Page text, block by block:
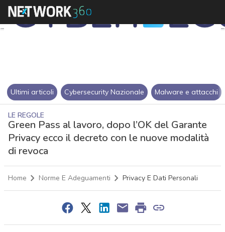
Ultimi articoli Cybersecurity Nazionale Malware e attacchi
LE REGOLE
Green Pass al lavoro, dopo l’OK del Garante
Privacy ecco il decreto con le nuove modalità
di revoca
Home Norme E Adeguamenti Privacy E Dati Personali